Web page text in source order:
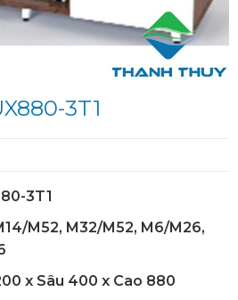
3T1
3T1
M52, M32/M52, M6/M26,
x Sâu 400 x Cao 880